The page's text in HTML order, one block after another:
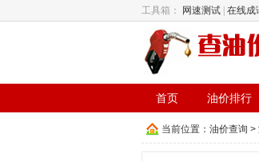
首页 油价排行
工具箱： 网速测试 在线成
当前位置： 油价查询 >